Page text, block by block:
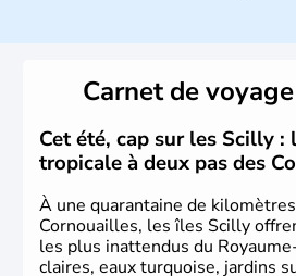
Histoire et
L'Angleterre est l’une des quatre
Royaume-Uni. Elle est peuplée
d’habitants, les Anglais, et
84% de la population de
Xème siècle et tient son
germanique installé sur ces
parlementaire au monde, elle doit
Carnet de voyage
Cet été, cap sur les Scilly :
tropicale à deux pas des
À une quarantaine de
Cornouailles, les îles Scilly
les plus inattendus du
claires, eaux turquoise, jardins